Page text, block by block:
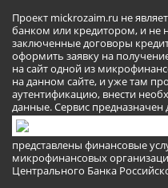
Проект mickrozaim.ru не
банком или кредитором, и не
заключенные договоры
оформить заявку на
на сайт одной из
на данном сайте, и уже там
аутентификацию, внести
данные. Сервис предназначен
представлены финансовые
микрофинансовых
Центрального Банка